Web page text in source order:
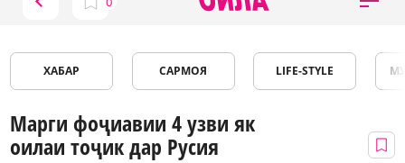
ХАБАР САРМОЯ LIFE-STYLE
Марги фоҷиавии 4 узви як
оилаи тоҷик дар Русия